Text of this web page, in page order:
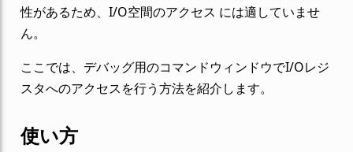
性があるため、I/O空間のアクセス には適していませ
ん。
ここでは、デバッグ用のコマンドウィンドウでI/Oレジ
スタへのアクセスを行う方法を紹介します。
使い方